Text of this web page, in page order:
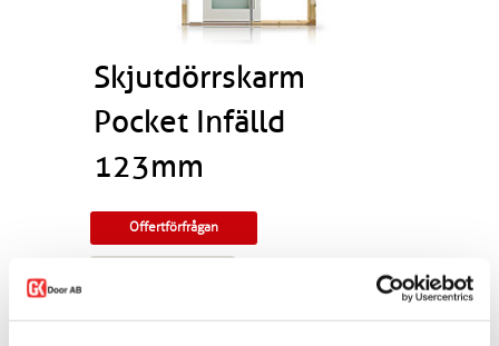
Skjutdörrskarm
Pocket Infälld
123mm
Offertförfrågan